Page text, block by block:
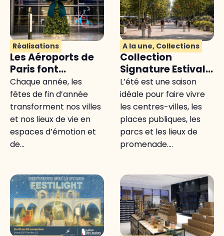
Réalisations
Les Aéroports de
Paris font
confiance à
Festilight :
immersion dans
un projet hors du
commun
Chaque année, les
fêtes de fin d’année
transforment nos villes
et nos lieux de vie en
espaces d’émotion et
de...
A la une, Collections
Collection
Signature Estivale
: l’élégance de
l’été au service
des collectivités
L’été est une saison
idéale pour faire vivre
les centres-villes, les
places publiques, les
parcs et les lieux de
promenade....